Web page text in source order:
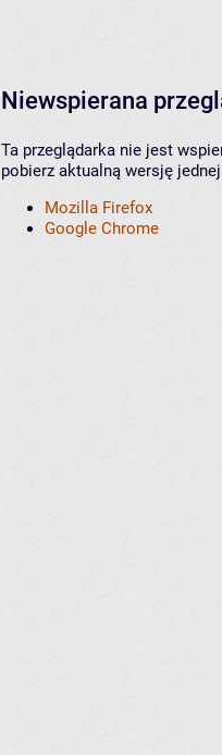
Niewspierana
Ta przeglądarka nie jest
pobierz aktualną wersję
Mozilla Firefox
Google Chrome